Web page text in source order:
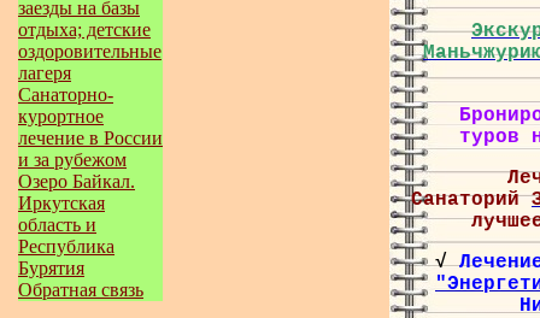
заезды на базы
отдыха; детские
оздоровительные
лагеря
Санаторно-
курортное
лечение в России
и за рубежом
Озеро Байкал.
Иркутская
область и
Республика
Бурятия
Обратная связь
туров
Санаторий
√